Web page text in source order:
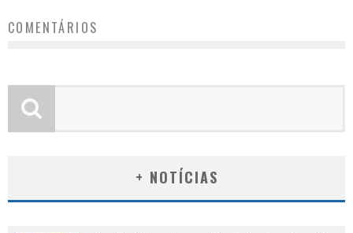
COMENTÁRIOS
+ NOTÍCIAS